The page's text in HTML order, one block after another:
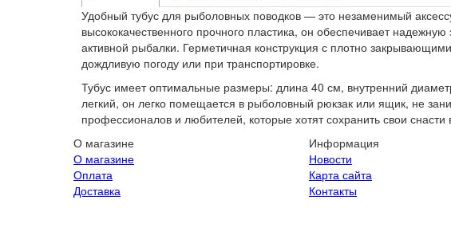
Удобный тубус для рыболовных поводков — это незаменимый
высококачественного прочного пластика, он обеспечивает
активной рыбалки. Герметичная конструкция с плотно
дождливую погоду или при транспортировке.
Тубус имеет оптимальные размеры: длина 40 см, внутренний
легкий, он легко помещается в рыболовный рюкзак или ящик, не
профессионалов и любителей, которые хотят сохранить свои
О магазине
О магазине
Оплата
Доставка
Информация
Новости
Карта сайта
Контакты